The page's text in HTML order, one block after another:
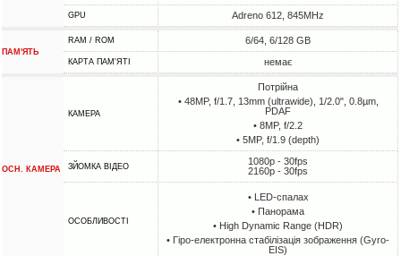
GPU Adreno 612, 845MHz
ПАМ'ЯТЬ
RAM / ROM 6/64, 6/128 GB
КАРТА ПАМ'ЯТІ немає
ОСН. КАМЕРА
КАМЕРА
Потрійна
• 48MP, f/1.7, 13mm (ultrawide), 1/2.0", 0.8µm,
PDAF
• 8MP, f/2.2
• 5MP, f/1.9 (depth)
ЗЙОМКА ВІДЕО
1080p - 30fps
2160p - 30fps
ОСОБЛИВОСТІ
• LED-спалах
• Панорама
• High Dynamic Range (HDR)
• Гіро-електронна стабілізація зображення (Gyro-
EIS)